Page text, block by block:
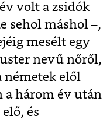
volt a zsidók
sehol máshol –,
mesélt egy
nevű nőről,
németek elől
a három év után
és